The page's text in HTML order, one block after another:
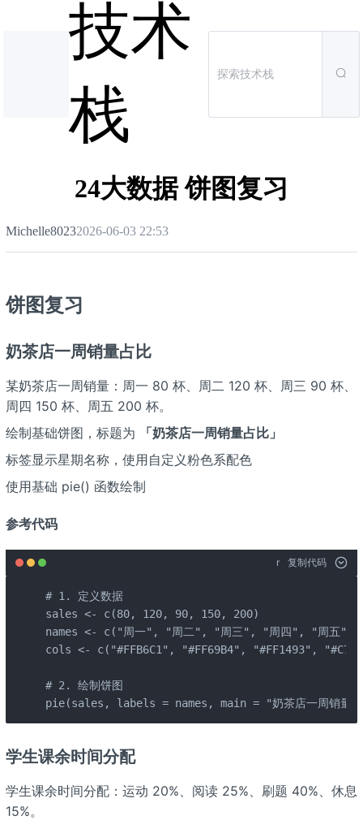
技术
栈
24大数据 饼图复习
Michelle80232026-06-03 22:53
饼图复习
奶茶店一周销量占比
某奶茶店一周销量：周一 80 杯、周二 120 杯、周三 90 杯、
周四 150 杯、周五 200 杯。
绘制基础饼图，标题为
「奶茶店一周销量占比」
标签显示星期名称，使用自定义粉色系配色
使用基础 pie() 函数绘制
参考代码
r 复制代码
# 1. 定义数据
sales <- c(80, 120, 90, 150, 200)
names <- c("周一", "周二", "周三", "周四", "周五")
cols <- c("#FFB6C1", "#FF69B4", "#FF1493",
# 2. 绘制饼图
pie(sales, labels = names, main = "奶茶店一周销
学生课余时间分配
学生课余时间分配：运动 20%、阅读 25%、刷题 40%、休息
15%。